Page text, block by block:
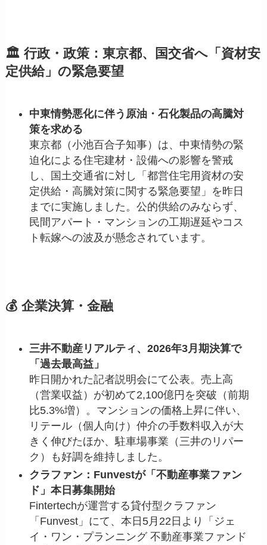
🏛️ 行政・政策：東京都、国交省へ「資材安
定供給」の緊急要望
中東情勢悪化に伴う原油・石化製品の高騰対
策を求める
東京都（小池百合子知事）は、中東情勢の緊
迫化による住宅建材・設備への影響を警戒
し、国土交通省に対し「都営住宅用資材の安
定供給・高騰対策に関する緊急要望」を昨日
までに実施しました。公的供給のみならず、
民間アパート・マンションの工期遅延やコス
ト転嫁への波及が懸念されています。
💰 企業決算・金融
三井不動産リアルティ、2026年3月期決算で
「過去最高益」
昨日開かれた記者説明会にて公表。売上高
（営業収益）が初めて2,100億円を突破（前期
比5.3%増）。マンションの価格上昇に伴い、
リテール（個人向け）仲介の手数料収入が大
きく伸びたほか、駐車場事業（三井のリパー
ク）も好調を維持しました。
クラファン：Funvestが「不動産事業ファン
ド」本日募集開始
Fintertechが運営する貸付型クラファン
「Funvest」にて、本日5月22日より「ジェ
イ・ワン・プランニング 不動産事業ファンド